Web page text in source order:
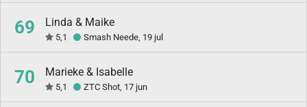
69 Linda & Maike
5,1 Smash Neede, 19 jul
70 Marieke & Isabelle
5,1 ZTC Shot, 17 jun